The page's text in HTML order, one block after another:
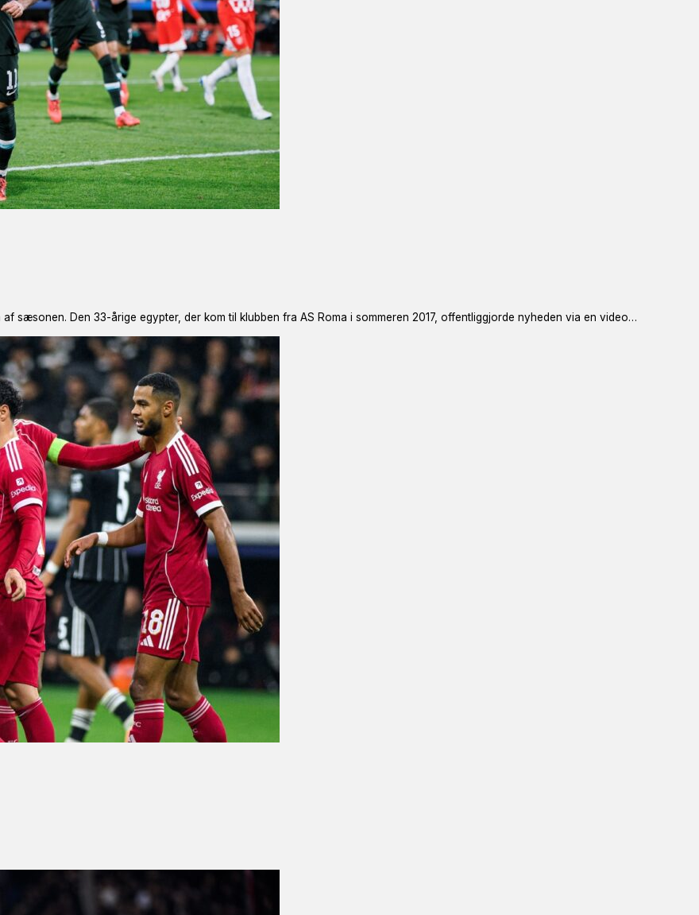
sæsonen. Den 33-årige egypter, der kom til klubben fra AS Roma i sommeren 2017, offentliggjorde nyheden via en video…